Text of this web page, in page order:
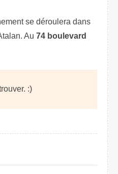
se déroulera dans
Au 74 boulevard
:)